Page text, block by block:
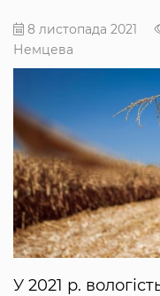
8 листопада 2021
Немцева
У 2021 р.